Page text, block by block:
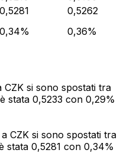
0,5281
0,5262
0,34% 0,36%
CZK si sono spostati tra
stata 0,5233 con 0,29%
CZK si sono spostati tra
stata 0,5281 con 0,34%